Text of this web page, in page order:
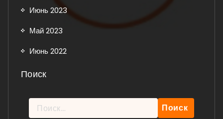
Июнь 2023
Май 2023
Июнь 2022
Поиск
Найти: